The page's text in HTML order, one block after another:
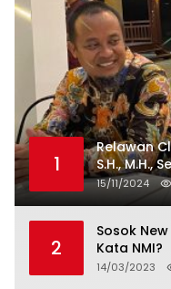
1
Relawan
S.H., M.H.,
15/11/2024
2
Sosok
Kata NMI?
14/03/2023